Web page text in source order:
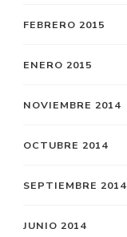
FEBRERO 2015
ENERO 2015
NOVIEMBRE 2014
OCTUBRE 2014
SEPTIEMBRE 2014
JUNIO 2014